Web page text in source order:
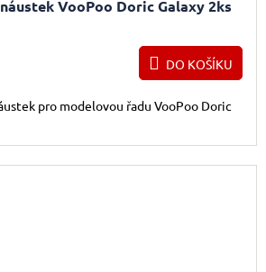
VooPoo Doric Galaxy 2ks
DO KOŠÍKU
pro modelovou řadu VooPoo Doric